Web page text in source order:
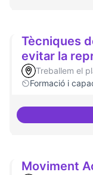
Tècniques
evitar la
Treballem el
Formació i
Moviment